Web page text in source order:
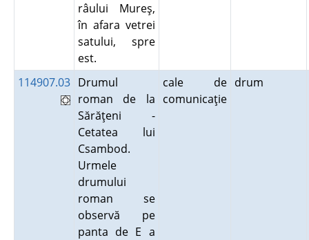
râului Mureş,
în afara vetrei
satului, spre
est.
114907.03 Drumul
roman de la
Sărăţeni -
Cetatea lui
Csambod.
Urmele
drumului
roman se
observă pe
panta de E a
cale de
comunicaţie
drum